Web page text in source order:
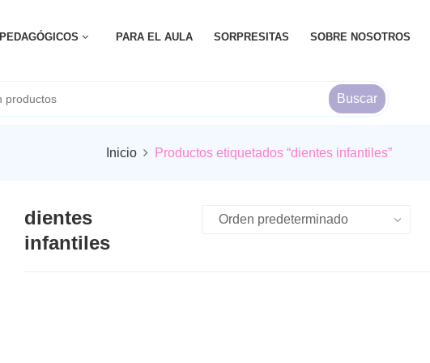
PEDAGÓGICOS PARA EL AULA SORPRESITAS SOBRE NOSOTROS
Buscar
Inicio Productos etiquetados “dientes infantiles”
dientes
infantiles